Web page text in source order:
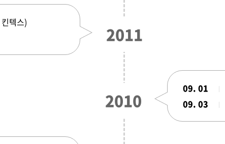
2011
텍스)
2010
09. 01
09. 03